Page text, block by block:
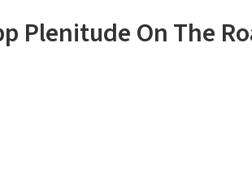
Plenitude On The